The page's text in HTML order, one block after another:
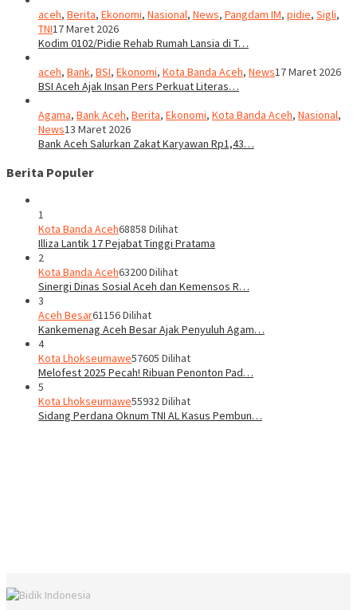
aceh, Berita, Ekonomi, Nasional, News, Pangdam IM, pidie, Sigli,
TNI17 Maret 2026
Kodim 0102/Pidie Rehab Rumah Lansia di T…
aceh, Bank, BSI, Ekonomi, Kota Banda Aceh, News17 Maret 2026
BSI Aceh Ajak Insan Pers Perkuat Literas…
Agama, Bank Aceh, Berita, Ekonomi, Kota Banda Aceh, Nasional,
News13 Maret 2026
Bank Aceh Salurkan Zakat Karyawan Rp1,43…
Berita Populer
1
Kota Banda Aceh68858 Dilihat
Illiza Lantik 17 Pejabat Tinggi Pratama
2
Kota Banda Aceh63200 Dilihat
Sinergi Dinas Sosial Aceh dan Kemensos R…
3
Aceh Besar61156 Dilihat
Kankemenag Aceh Besar Ajak Penyuluh Agam…
4
Kota Lhokseumawe57605 Dilihat
Melofest 2025 Pecah! Ribuan Penonton Pad…
5
Kota Lhokseumawe55932 Dilihat
Sidang Perdana Oknum TNI AL Kasus Pembun…